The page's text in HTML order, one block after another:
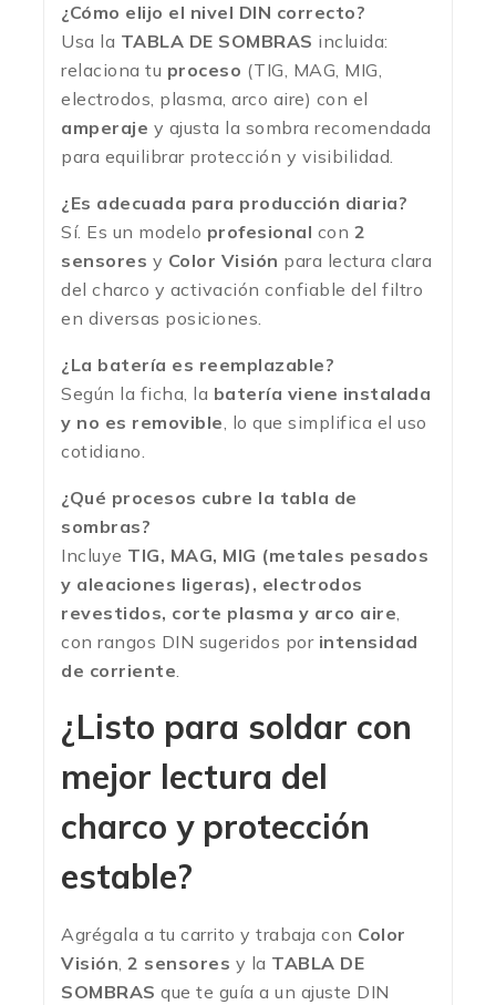
¿Cómo elijo el nivel DIN correcto?
Usa la TABLA DE SOMBRAS incluida:
relaciona tu proceso (TIG, MAG, MIG,
electrodos, plasma, arco aire) con el
amperaje y ajusta la sombra recomendada
para equilibrar protección y visibilidad.
¿Es adecuada para producción diaria?
Sí. Es un modelo profesional con 2
sensores y Color Visión para lectura clara
del charco y activación confiable del filtro
en diversas posiciones.
¿La batería es reemplazable?
Según la ficha, la batería viene instalada
y no es removible, lo que simplifica el uso
cotidiano.
¿Qué procesos cubre la tabla de
sombras?
Incluye TIG, MAG, MIG (metales pesados
y aleaciones ligeras), electrodos
revestidos, corte plasma y arco aire,
con rangos DIN sugeridos por intensidad
de corriente.
¿Listo para soldar con
mejor lectura del
charco y protección
estable?
Agrégala a tu carrito y trabaja con Color
Visión, 2 sensores y la TABLA DE
SOMBRAS que te guía a un ajuste DIN